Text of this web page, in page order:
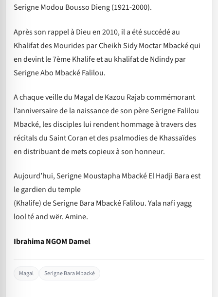
Serigne Modou Bousso Dieng (1921-2000).
Après son rappel à Dieu en 2010, il a été succédé au
Khalifat des Mourides par Cheikh Sidy Moctar Mbacké qui
en devint le 7ème Khalife et au khalifat de Ndindy par
Serigne Abo Mbacké Falilou.
A chaque veille du Magal de Kazou Rajab commémorant
l’anniversaire de la naissance de son père Serigne Falilou
Mbacké, les disciples lui rendent hommage à travers des
récitals du Saint Coran et des psalmodies de Khassaïdes
en distribuant de mets copieux à son honneur.
Aujourd’hui, Serigne Moustapha Mbacké El Hadji Bara est
le gardien du temple
(Khalife) de Serigne Bara Mbacké Falilou. Yala nafi yagg
lool té and wër. Amine.
Ibrahima NGOM Damel
Magal Serigne Bara Mbacké